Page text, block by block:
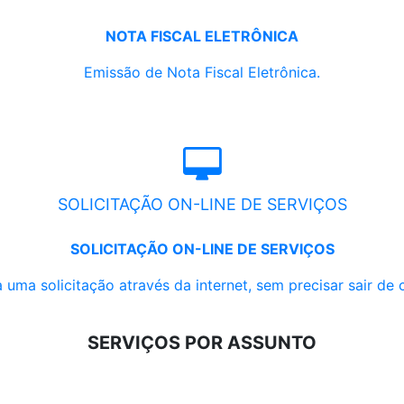
NOTA FISCAL ELETRÔNICA
Emissão de Nota Fiscal Eletrônica.
SOLICITAÇÃO ON-LINE DE SERVIÇOS
SOLICITAÇÃO ON-LINE DE SERVIÇOS
uma solicitação através da internet, sem precisar sair de
SERVIÇOS POR ASSUNTO